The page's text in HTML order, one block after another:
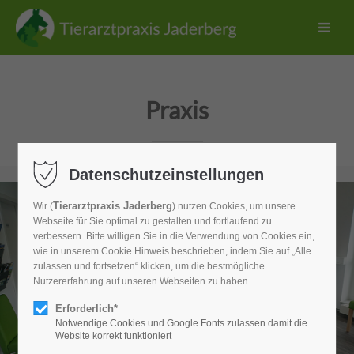
Praxis
Datenschutzeinstellungen
Wir (Tierarztpraxis Jaderberg) nutzen Cookies, um unsere
Webseite für Sie optimal zu gestalten und fortlaufend zu
verbessern. Bitte willigen Sie in die Verwendung von Cookies ein,
wie in unserem Cookie Hinweis beschrieben, indem Sie auf „Alle
zulassen und fortsetzen“ klicken, um die bestmögliche
Nutzererfahrung auf unseren Webseiten zu haben.
Erforderlich*
Notwendige Cookies und Google Fonts zulassen damit die
Website korrekt funktioniert